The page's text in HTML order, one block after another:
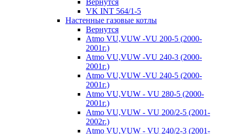
Вернутся
VK INT 564/1-5
Настенные газовые котлы
Вернутся
Atmo VU,VUW -VU 200-5 (2000-
2001г.)
Atmo VU,VUW -VU 240-3 (2000-
2001г.)
Atmo VU,VUW -VU 240-5 (2000-
2001г.)
Atmo VU,VUW - VU 280-5 (2000-
2001г.)
Atmo VU,VUW - VU 200/2-5 (2001-
2002г.)
Atmo VU,VUW - VU 240/2-3 (2001-